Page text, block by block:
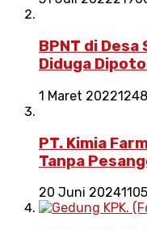
BPNT di
Diduga
1 Maret 2022
PT. Kimia
Tanpa
20 Juni 2024